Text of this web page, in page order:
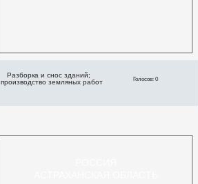
Разборка и снос зданий;
производство земляных работ
Голосов: 0